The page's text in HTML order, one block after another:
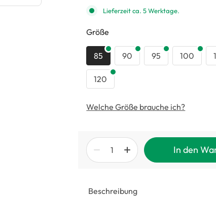
Lieferzeit ca. 5 Werktage.
Größe
85 90 95 100
120
Welche Größe brauche ich?
In den
Beschreibung